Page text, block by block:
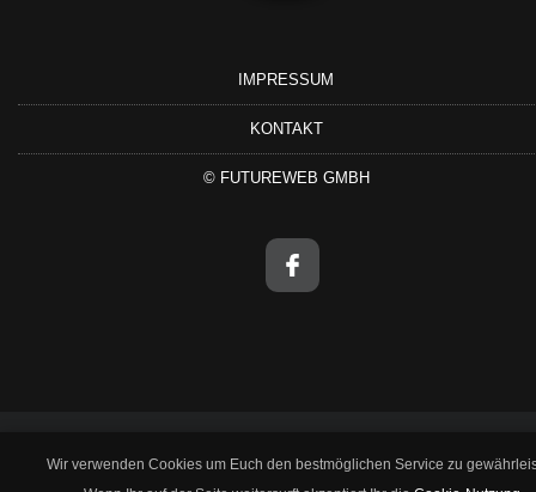
IMPRESSUM
KONTAKT
© FUTUREWEB GMBH
Wir verwenden Cookies um Euch den bestmöglichen Service zu